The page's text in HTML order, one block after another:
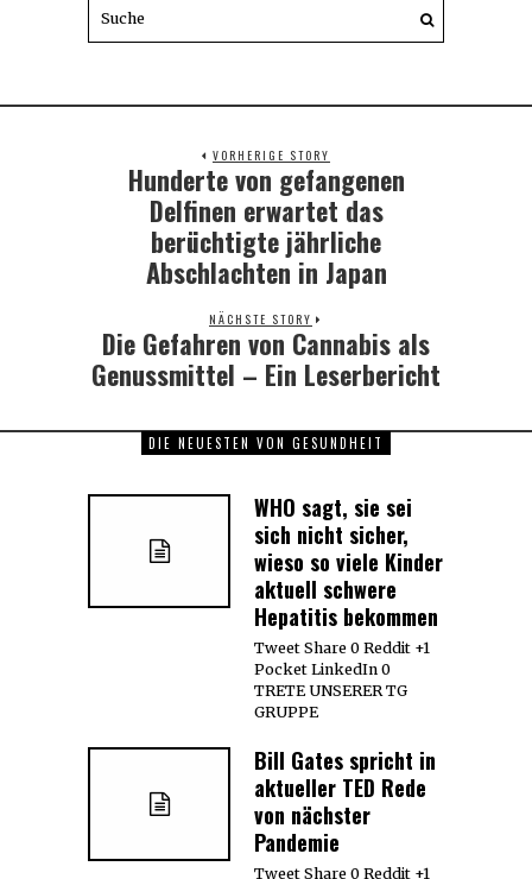
VORHERIGE STORY
Previous
post:
Hunderte von gefangenen
Delfinen erwartet das
berüchtigte jährliche
Abschlachten in Japan
NÄCHSTE STORY
Next
post:
Die Gefahren von Cannabis als
Genussmittel – Ein Leserbericht
DIE NEUESTEN VON GESUNDHEIT
WHO sagt, sie sei
sich nicht sicher,
wieso so viele Kinder
aktuell schwere
Hepatitis bekommen
Tweet Share 0 Reddit +1
Pocket LinkedIn 0
TRETE UNSERER TG
GRUPPE
Bill Gates spricht in
aktueller TED Rede
von nächster
Pandemie
Tweet Share 0 Reddit +1